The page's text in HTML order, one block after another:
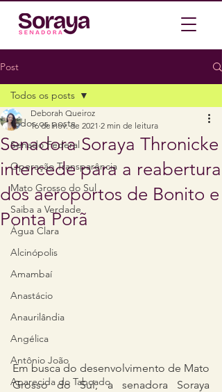
Post
Todos os posts
Senado Federal
Operação Transparência
Mato Grosso do Sul
Saiba a Verdade
Água Clara
Alcinópolis
Amambaí
Anastácio
Anaurilândia
Angélica
Antônio João
Aparecida do Taboado
Todos os posts
Senadora Soraya Thronicke
intercede para a reabertura
dos aeroportos de Bonito e
Ponta Porã
Deborah Queiroz
16 de nov. de 2021 2 min de leitura
Em busca do desenvolvimento de Mato
Grosso do Sul, a senadora Soraya